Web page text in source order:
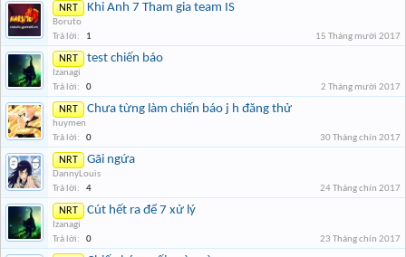
NRT Khi Anh 7 Tham gia team IS
Boruto
Trả lời:
1 15 Tháng mười 2017
NRT test chiến báo
Izanagi
Trả lời:
0 2 Tháng mười 2017
NRT Chưa từng làm chiến báo j h đăng thử
huymen
Trả lời:
0 30 Tháng chín 2017
NRT Gãi ngứa
DannyLouis
Trả lời:
4 24 Tháng chín 2017
NRT Cút hết ra để 7 xử lý
Izanagi
Trả lời:
0 23 Tháng chín 2017